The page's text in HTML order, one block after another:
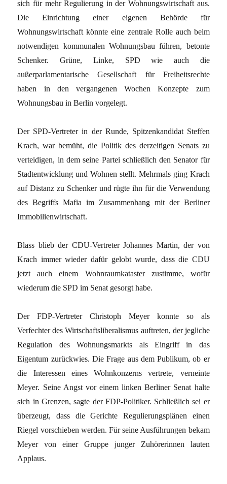
sich für mehr Regulierung in der Wohnungswirtschaft aus.
Die Einrichtung einer eigenen Behörde für
Wohnungswirtschaft könnte eine zentrale Rolle auch beim
notwendigen kommunalen Wohnungsbau führen, betonte
Schenker. Grüne, Linke, SPD wie auch die
außerparlamentarische Gesellschaft für Freiheitsrechte
haben in den vergangenen Wochen Konzepte zum
Wohnungsbau in Berlin vorgelegt.
Der SPD-Vertreter in der Runde, Spitzenkandidat Steffen
Krach, war bemüht, die Politik des derzeitigen Senats zu
verteidigen, in dem seine Partei schließlich den Senator für
Stadtentwicklung und Wohnen stellt. Mehrmals ging Krach
auf Distanz zu Schenker und rügte ihn für die Verwendung
des Begriffs Mafia im Zusammenhang mit der Berliner
Immobilienwirtschaft.
Blass blieb der CDU-Vertreter Johannes Martin, der von
Krach immer wieder dafür gelobt wurde, dass die CDU
jetzt auch einem Wohnraumkataster zustimme, wofür
wiederum die SPD im Senat gesorgt habe.
Der FDP-Vertreter Christoph Meyer konnte so als
Verfechter des Wirtschaftsliberalismus auftreten, der jegliche
Regulation des Wohnungsmarkts als Eingriff in das
Eigentum zurückwies. Die Frage aus dem Publikum, ob er
die Interessen eines Wohnkonzerns vertrete, verneinte
Meyer. Seine Angst vor einem linken Berliner Senat halte
sich in Grenzen, sagte der FDP-Politiker. Schließlich sei er
überzeugt, dass die Gerichte Regulierungsplänen einen
Riegel vorschieben werden. Für seine Ausführungen bekam
Meyer von einer Gruppe junger Zuhörerinnen lauten
Applaus.